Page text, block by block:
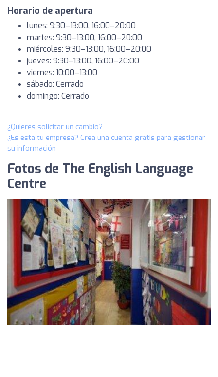
Horario de apertura
lunes: 9:30–13:00, 16:00–20:00
martes: 9:30–13:00, 16:00–20:00
miércoles: 9:30–13:00, 16:00–20:00
jueves: 9:30–13:00, 16:00–20:00
viernes: 10:00–13:00
sábado: Cerrado
domingo: Cerrado
¿Quieres solicitar un cambio?
¿Es esta tu empresa? Crea una cuenta gratis para gestionar
su información
Fotos de The English Language
Centre